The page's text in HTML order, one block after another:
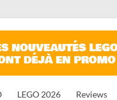
LEGO 2026 Reviews